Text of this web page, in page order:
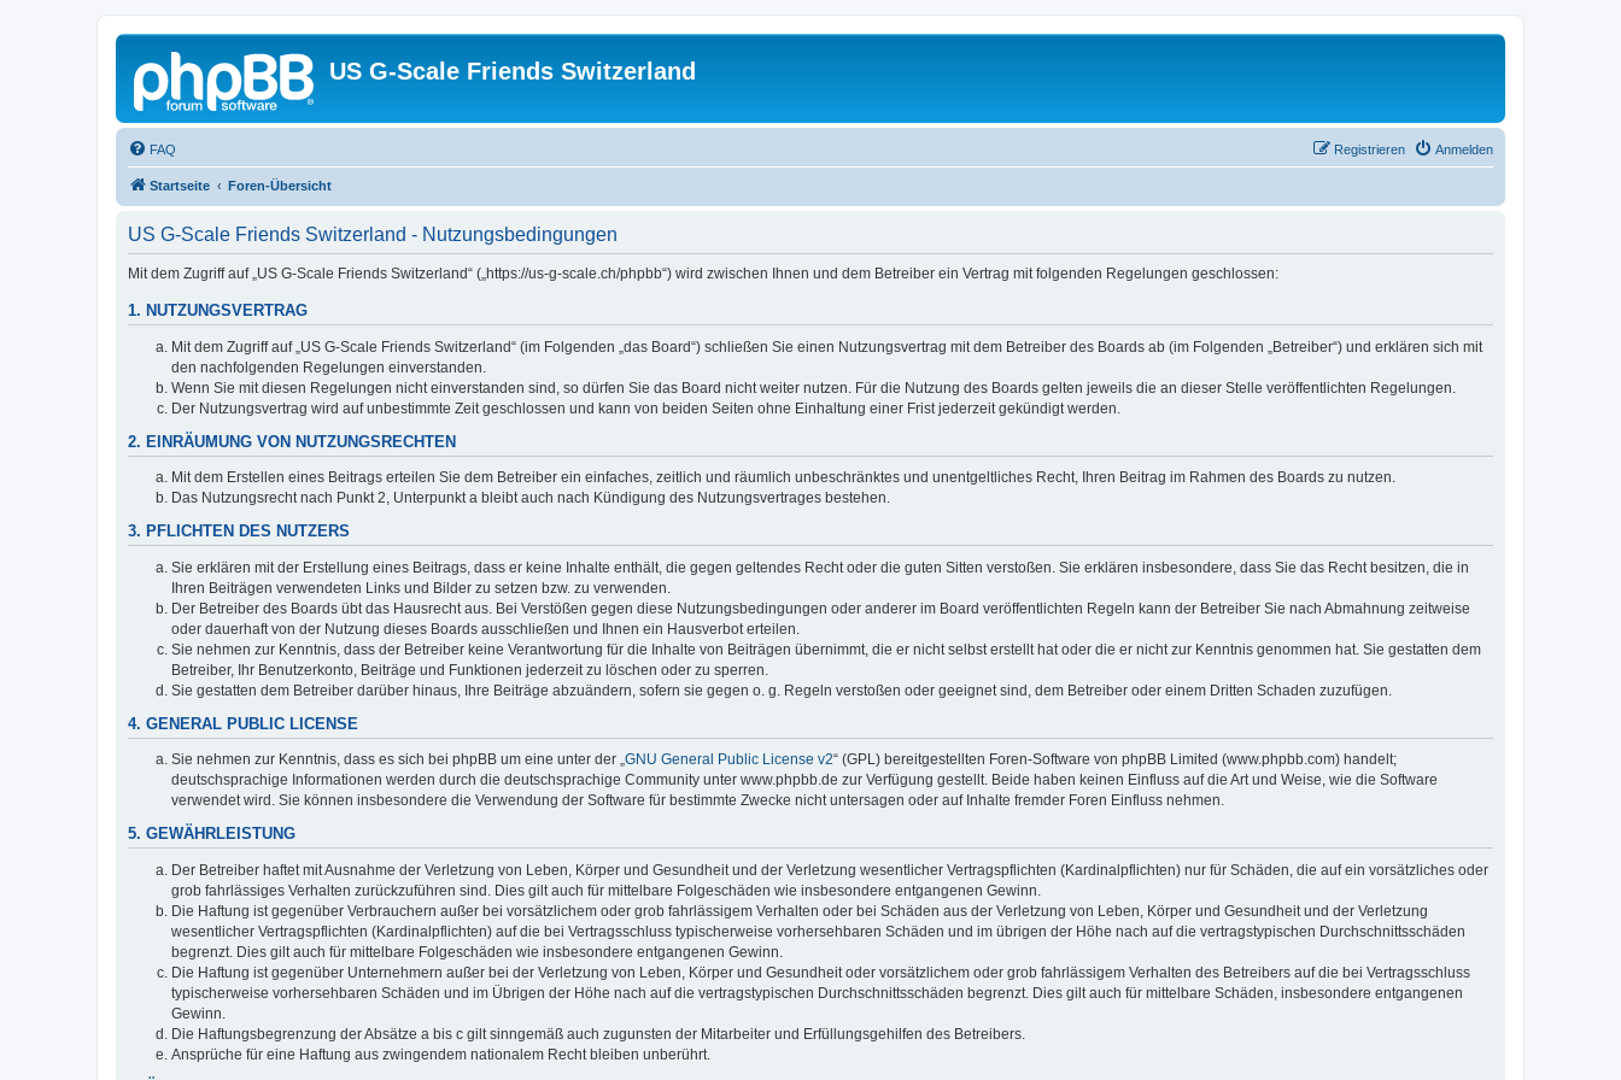
US G-Scale Friends Switzerland
FAQ Anmelden
Registrieren
Startseite Foren-Übersicht
US G-Scale Friends Switzerland - Nutzungsbedingungen
Mit dem Zugriff auf „US G-Scale Friends Switzerland“ („https://us-g-scale.ch/phpbb“) wird zwischen Ihnen und dem Betreiber ein Vertrag mit folgenden Regelungen geschlossen:
1. NUTZUNGSVERTRAG
Mit dem Zugriff auf „US G-Scale Friends Switzerland“ (im Folgenden „das Board“) schließen Sie einen Nutzungsvertrag mit dem Betreiber des Boards ab (im Folgenden „Betreiber“) und erklären sich mit
den nachfolgenden Regelungen einverstanden.
Wenn Sie mit diesen Regelungen nicht einverstanden sind, so dürfen Sie das Board nicht weiter nutzen. Für die Nutzung des Boards gelten jeweils die an dieser Stelle veröffentlichten Regelungen.
Der Nutzungsvertrag wird auf unbestimmte Zeit geschlossen und kann von beiden Seiten ohne Einhaltung einer Frist jederzeit gekündigt werden.
2. EINRÄUMUNG VON NUTZUNGSRECHTEN
Mit dem Erstellen eines Beitrags erteilen Sie dem Betreiber ein einfaches, zeitlich und räumlich unbeschränktes und unentgeltliches Recht, Ihren Beitrag im Rahmen des Boards zu nutzen.
Das Nutzungsrecht nach Punkt 2, Unterpunkt a bleibt auch nach Kündigung des Nutzungsvertrages bestehen.
3. PFLICHTEN DES NUTZERS
Sie erklären mit der Erstellung eines Beitrags, dass er keine Inhalte enthält, die gegen geltendes Recht oder die guten Sitten verstoßen. Sie erklären insbesondere, dass Sie das Recht besitzen, die in
Ihren Beiträgen verwendeten Links und Bilder zu setzen bzw. zu verwenden.
Der Betreiber des Boards übt das Hausrecht aus. Bei Verstößen gegen diese Nutzungsbedingungen oder anderer im Board veröffentlichten Regeln kann der Betreiber Sie nach Abmahnung zeitweise
oder dauerhaft von der Nutzung dieses Boards ausschließen und Ihnen ein Hausverbot erteilen.
Sie nehmen zur Kenntnis, dass der Betreiber keine Verantwortung für die Inhalte von Beiträgen übernimmt, die er nicht selbst erstellt hat oder die er nicht zur Kenntnis genommen hat. Sie gestatten dem
Betreiber, Ihr Benutzerkonto, Beiträge und Funktionen jederzeit zu löschen oder zu sperren.
Sie gestatten dem Betreiber darüber hinaus, Ihre Beiträge abzuändern, sofern sie gegen o. g. Regeln verstoßen oder geeignet sind, dem Betreiber oder einem Dritten Schaden zuzufügen.
4. GENERAL PUBLIC LICENSE
Sie nehmen zur Kenntnis, dass es sich bei phpBB um eine unter der „GNU General Public License v2“ (GPL) bereitgestellten Foren-Software von phpBB Limited (www.phpbb.com) handelt;
deutschsprachige Informationen werden durch die deutschsprachige Community unter www.phpbb.de zur Verfügung gestellt. Beide haben keinen Einfluss auf die Art und Weise, wie die Software
verwendet wird. Sie können insbesondere die Verwendung der Software für bestimmte Zwecke nicht untersagen oder auf Inhalte fremder Foren Einfluss nehmen.
5. GEWÄHRLEISTUNG
Der Betreiber haftet mit Ausnahme der Verletzung von Leben, Körper und Gesundheit und der Verletzung wesentlicher Vertragspflichten (Kardinalpflichten) nur für Schäden, die auf ein vorsätzliches oder
grob fahrlässiges Verhalten zurückzuführen sind. Dies gilt auch für mittelbare Folgeschäden wie insbesondere entgangenen Gewinn.
Die Haftung ist gegenüber Verbrauchern außer bei vorsätzlichem oder grob fahrlässigem Verhalten oder bei Schäden aus der Verletzung von Leben, Körper und Gesundheit und der Verletzung
wesentlicher Vertragspflichten (Kardinalpflichten) auf die bei Vertragsschluss typischerweise vorhersehbaren Schäden und im übrigen der Höhe nach auf die vertragstypischen Durchschnittsschäden
begrenzt. Dies gilt auch für mittelbare Folgeschäden wie insbesondere entgangenen Gewinn.
Die Haftung ist gegenüber Unternehmern außer bei der Verletzung von Leben, Körper und Gesundheit oder vorsätzlichem oder grob fahrlässigem Verhalten des Betreibers auf die bei Vertragsschluss
typischerweise vorhersehbaren Schäden und im Übrigen der Höhe nach auf die vertragstypischen Durchschnittsschäden begrenzt. Dies gilt auch für mittelbare Schäden, insbesondere entgangenen
Gewinn.
Die Haftungsbegrenzung der Absätze a bis c gilt sinngemäß auch zugunsten der Mitarbeiter und Erfüllungsgehilfen des Betreibers.
Ansprüche für eine Haftung aus zwingendem nationalem Recht bleiben unberührt.